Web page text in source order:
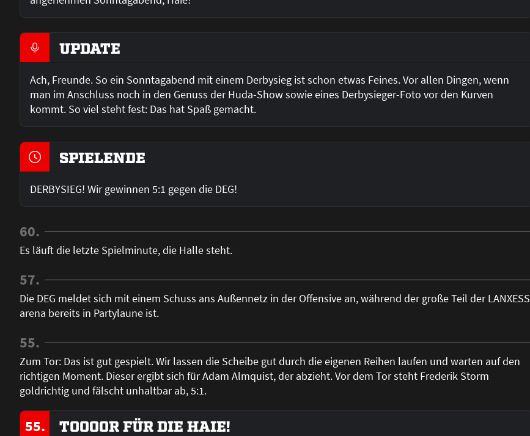
UPDATE
Ach, Freunde. So ein Sonntagabend mit einem Derbysieg ist schon etwas Feines. Vor allen Dingen, wenn
man im Anschluss noch in den Genuss der Huda-Show sowie eines Derbysieger-Foto vor den Kurven
kommt. So viel steht fest: Das hat Spaß gemacht.
SPIELENDE
DERBYSIEG! Wir gewinnen 5:1 gegen die DEG!
60.
Es läuft die letzte Spielminute, die Halle steht.
57.
Die DEG meldet sich mit einem Schuss ans Außennetz in der Offensive an, während der große Teil der LANXESS
arena bereits in Partylaune ist.
55.
Zum Tor: Das ist gut gespielt. Wir lassen die Scheibe gut durch die eigenen Reihen laufen und warten auf den
richtigen Moment. Dieser ergibt sich für Adam Almquist, der abzieht. Vor dem Tor steht Frederik Storm
goldrichtig und fälscht unhaltbar ab, 5:1.
55. TOOOOR FÜR DIE HAIE!